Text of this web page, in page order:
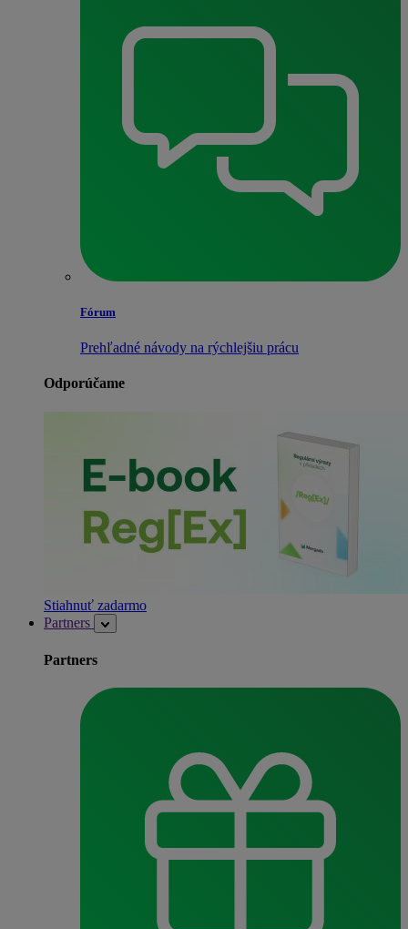
Fórum
Prehľadné návody na rýchlejšiu prácu
Odporúčame
Stiahnuť zadarmo
Partners
Partners